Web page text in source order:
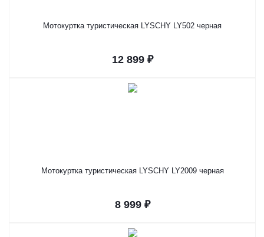
Мотокуртка туристическая LYSCHY LY502 черная
12 899 ₽
Мотокуртка туристическая LYSCHY LY2009 черная
8 999 ₽